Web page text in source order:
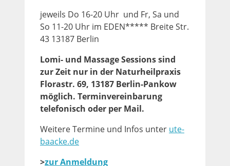
jeweils Do 16-20 Uhr und Fr, Sa und
So 11-20 Uhr im EDEN***** Breite Str.
43 13187 Berlin
Lomi- und Massage Sessions sind
zur Zeit nur in der Naturheilpraxis
Florastr. 69, 13187 Berlin-Pankow
möglich. Terminvereinbarung
telefonisch oder per Mail.
Weitere Termine und Infos unter ute-
baacke.de
>zur Anmeldung